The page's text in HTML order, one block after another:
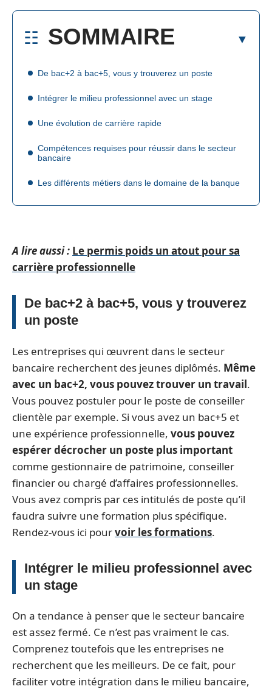
SOMMAIRE
De bac+2 à bac+5, vous y trouverez un poste
Intégrer le milieu professionnel avec un stage
Une évolution de carrière rapide
Compétences requises pour réussir dans le secteur
bancaire
Les différents métiers dans le domaine de la banque
A lire aussi : Le permis poids un atout pour sa
carrière professionnelle
De bac+2 à bac+5, vous y trouverez
un poste
Les entreprises qui œuvrent dans le secteur
bancaire recherchent des jeunes diplômés. Même
avec un bac+2, vous pouvez trouver un travail.
Vous pouvez postuler pour le poste de conseiller
clientèle par exemple. Si vous avez un bac+5 et
une expérience professionnelle, vous pouvez
espérer décrocher un poste plus important
comme gestionnaire de patrimoine, conseiller
financier ou chargé d’affaires professionnelles.
Vous avez compris par ces intitulés de poste qu’il
faudra suivre une formation plus spécifique.
Rendez-vous ici pourvoir les formations.
Intégrer le milieu professionnel avec
un stage
On a tendance à penser que le secteur bancaire
est assez fermé. Ce n’est pas vraiment le cas.
Comprenez toutefois que les entreprises ne
recherchent que les meilleurs. De ce fait, pour
faciliter votre intégration dans le milieu bancaire,